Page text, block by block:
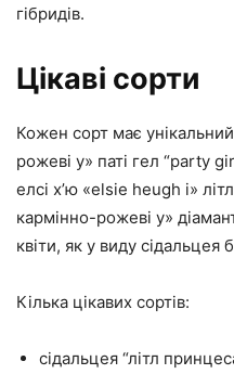
гібридів.
Цікаві сорти
Кожен сорт має
рожеві у» паті гел “party
елсі х’ю «elsie heugh і»
кармінно-рожеві у»
квіти, як у виду сідальцея
Кілька цікавих сортів:
сідальцея “літл